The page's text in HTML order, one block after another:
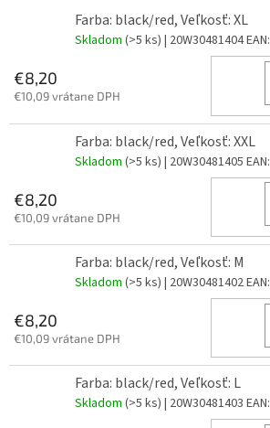
Farba: black/red, Veľkosť: XL
Skladom (>5 ks) | 20W30481404EAN:
€8,20
€10,09 vrátane DPH
Farba: black/red, Veľkosť: XXL
Skladom (>5 ks) | 20W30481405 EAN:
€8,20
€10,09 vrátane DPH
Farba: black/red, Veľkosť: M
Skladom (>5 ks) | 20W30481402EAN:
€8,20
€10,09 vrátane DPH
Farba: black/red, Veľkosť: L
Skladom (>5 ks) | 20W30481403 EAN: